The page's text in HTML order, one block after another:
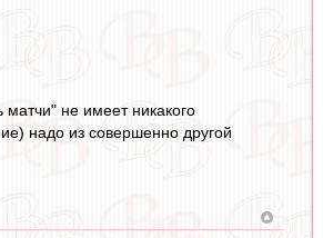
не имеет никакого
надо из совершенно другой